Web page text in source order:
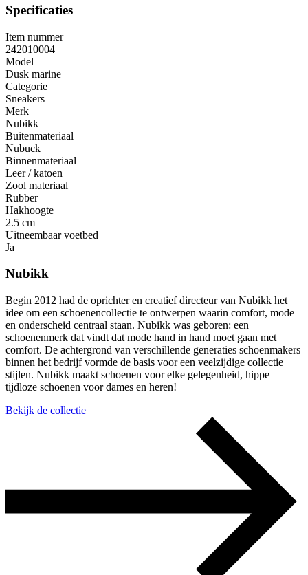
Specificaties
Item nummer
242010004
Model
Dusk marine
Categorie
Sneakers
Merk
Nubikk
Buitenmateriaal
Nubuck
Binnenmateriaal
Leer / katoen
Zool materiaal
Rubber
Hakhoogte
2.5 cm
Uitneembaar voetbed
Ja
Nubikk
Begin 2012 had de oprichter en creatief directeur van Nubikk het
idee om een ​​schoenencollectie te ontwerpen waarin comfort, mode
en onderscheid centraal staan. Nubikk was geboren: een
schoenenmerk dat vindt dat mode hand in hand moet gaan met
comfort. De achtergrond van verschillende generaties schoenmakers
binnen het bedrijf vormde de basis voor een veelzijdige collectie
stijlen. Nubikk maakt schoenen voor elke gelegenheid, hippe
tijdloze schoenen voor dames en heren!
Bekijk de collectie